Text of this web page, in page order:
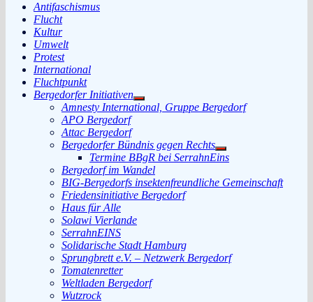
Antifaschismus
Flucht
Kultur
Umwelt
Protest
International
Fluchtpunkt
Bergedorfer Initiativen
Untermenü
anzeigen
Amnesty International, Gruppe Bergedorf
APO Bergedorf
Attac Bergedorf
Bergedorfer Bündnis gegen Rechts
Untermenü
anzeigen
Termine BBgR bei SerrahnEins
Bergedorf im Wandel
BIG-Bergedorfs insektenfreundliche Gemeinschaft
Friedensinitiative Bergedorf
Haus für Alle
Solawi Vierlande
SerrahnEINS
Solidarische Stadt Hamburg
Sprungbrett e.V. – Netzwerk Bergedorf
Tomatenretter
Weltladen Bergedorf
Wutzrock